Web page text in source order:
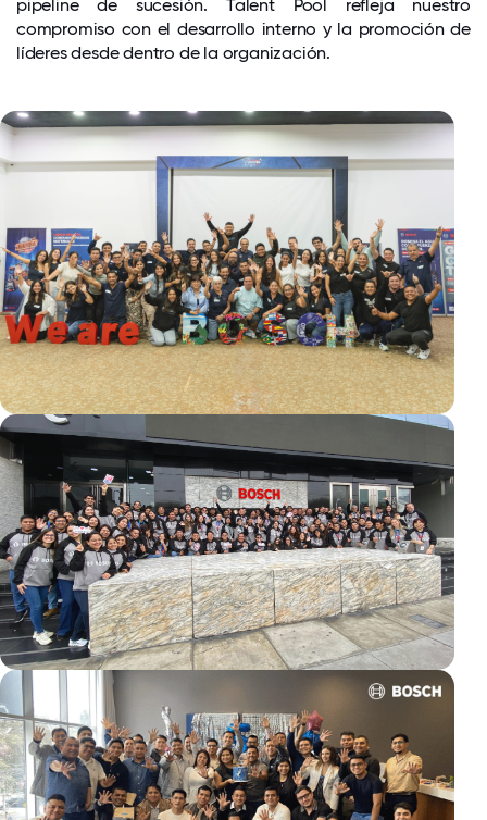
pipeline de sucesión. Talent Pool refleja nuestro
compromiso con el desarrollo interno y la promoción de
líderes desde dentro de la organización.